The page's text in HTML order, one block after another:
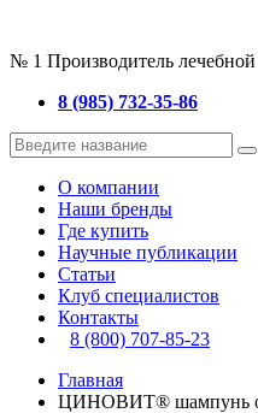
№ 1 Производитель
8 (985) 732-35-86
О компании
Наши бренды
Где купить
Научные публикации
Статьи
Клуб специалистов
Контакты
8 (800) 707-85-23
Главная
ЦИНОВИТ® шампунь